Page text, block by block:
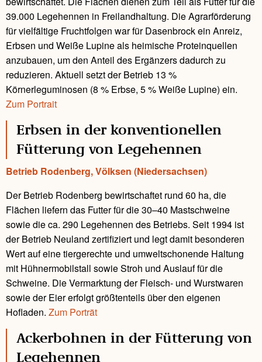
39.000 Legehennen in Freilandhaltung. Die Agrarförderung
für vielfältige Fruchtfolgen war für Dasenbrock ein Anreiz,
Erbsen und Weiße Lupine als heimische Proteinquellen
anzubauen, um den Anteil des Ergänzers dadurch zu
reduzieren. Aktuell setzt der Betrieb 13 %
Körnerleguminosen (8 % Erbse, 5 % Weiße Lupine) ein.
Zum Portrait
Erbsen in der konventionellen
Fütterung von Legehennen
Betrieb Rodenberg, Völksen (Niedersachsen)
Der Betrieb Rodenberg bewirtschaftet rund 60 ha, die
Flächen liefern das Futter für die 30–40 Mastschweine
sowie die ca. 290 Legehennen des Betriebs. Seit 1994 ist
der Betrieb Neuland zertifiziert und legt damit besonderen
Wert auf eine tiergerechte und umweltschonende Haltung
mit Hühnermobilstall sowie Stroh und Auslauf für die
Schweine. Die Vermarktung der Fleisch- und Wurstwaren
sowie der Eier erfolgt größtenteils über den eigenen
Hofladen. Zum Porträt
Ackerbohnen in der Fütterung von
Legehennen